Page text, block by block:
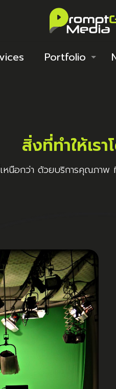
Portfolio
สิ่งที่ทำให้เร
นือกว่า ด้วยบริการคุณภาพ